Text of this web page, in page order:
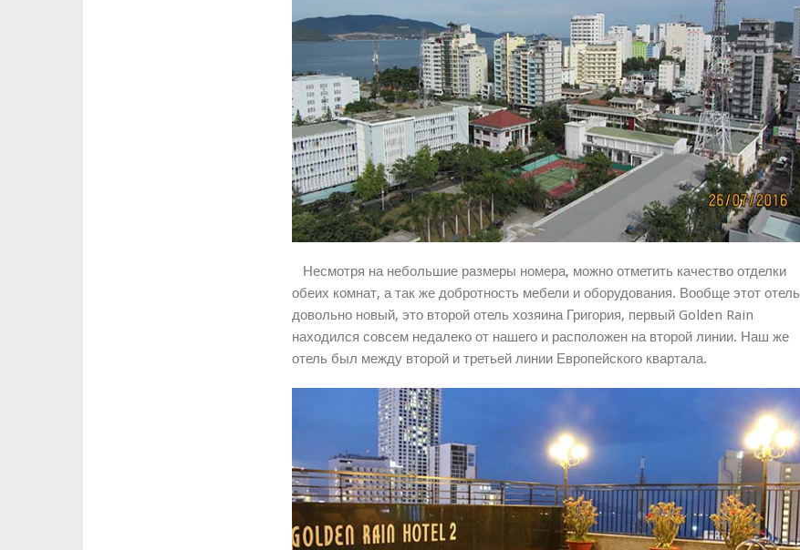
Несмотря на небольшие размеры номера, можно отметить качество отделки
обеих комнат, а так же добротность мебели и оборудования. Вообще этот отель
довольно новый, это второй отель хозяина Григория, первый Golden Rain
находился совсем недалеко от нашего и расположен на второй линии. Наш же
отель был между второй и третьей линии Европейского квартала.